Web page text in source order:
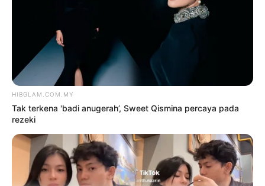
Siti Nurhaliza sebak, Noraniza
Idris ‘seram’ duet Hati Kama
Saya jumpa pakar psikiatri,
Astillah
5
‘Tak takut bekerjasama dengan
Aliff, saya pun pendosa’
5 Ogos 2026